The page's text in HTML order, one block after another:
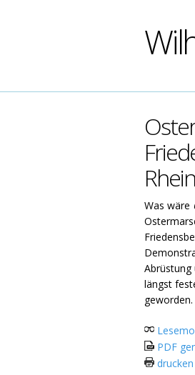
Was wäre
Abrüstung
längst
geworden.
PDF
drucken